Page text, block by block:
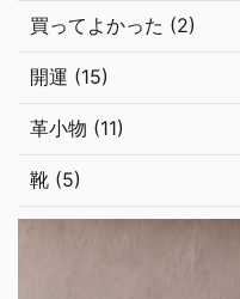
買ってよかった (2)
開運 (15)
革小物 (11)
靴 (5)